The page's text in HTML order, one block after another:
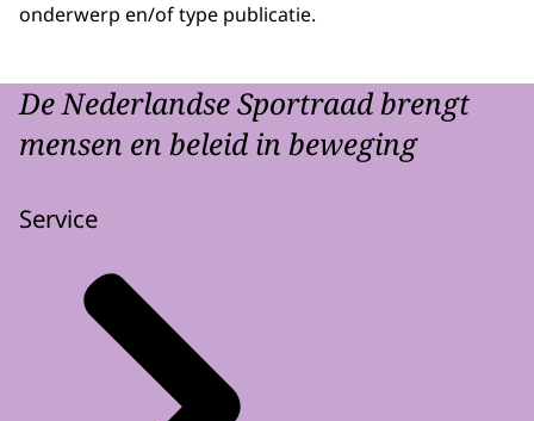
onderwerp en/of type publicatie.
De Nederlandse Sportraad brengt
mensen en beleid in beweging
Service